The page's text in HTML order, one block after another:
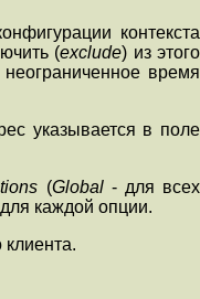
контекста
(exclude) из этого
время
указывается в поле
(Global- для всех
каждой опции.